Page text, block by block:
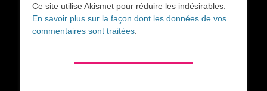
Ce site utilise Akismet pour réduire les indésirables.
En savoir plus sur la façon dont les données de vos
commentaires sont traitées